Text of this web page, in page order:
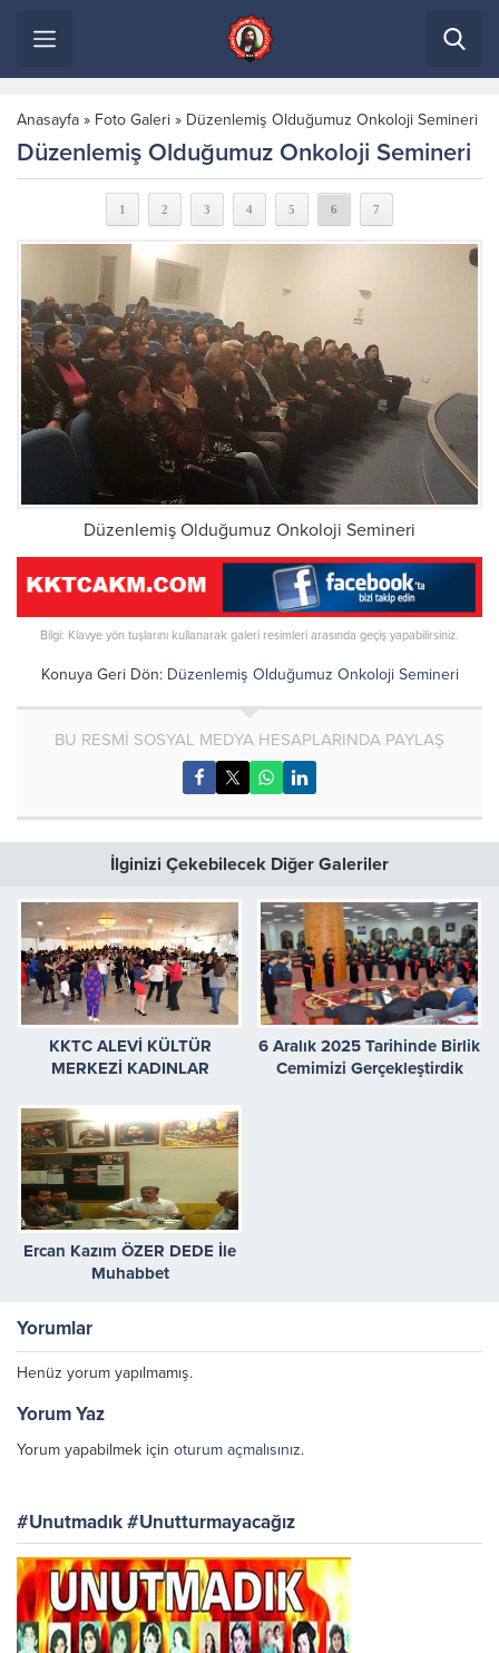
Anasayfa » Foto Galeri » Düzenlemiş Olduğumuz Onkoloji Semineri
Düzenlemiş Olduğumuz Onkoloji Semineri
1 2 3 4 5 6 7
Düzenlemiş Olduğumuz Onkoloji Semineri
Bilgi: Klavye yön tuşlarını kullanarak galeri resimleri arasında geçiş yapabilirsiniz.
Konuya Geri Dön: Düzenlemiş Olduğumuz Onkoloji Semineri
BU RESMİ SOSYAL MEDYA HESAPLARINDA PAYLAŞ
İlginizi Çekebilecek Diğer Galeriler
KKTC ALEVİ KÜLTÜR
MERKEZİ KADINLAR
6 Aralık 2025 Tarihinde Birlik
Cemimizi Gerçekleştirdik
Ercan Kazım ÖZER DEDE İle
Muhabbet
Yorumlar
Henüz yorum yapılmamış.
Yorum Yaz
Yorum yapabilmek için oturum açmalısınız.
#Unutmadık #Unutturmayacağız